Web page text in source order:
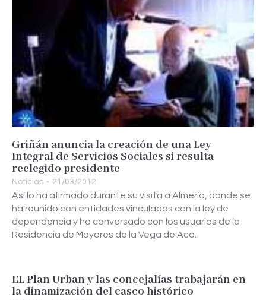
Griñán anuncia la creación de una Ley
Integral de Servicios Sociales si resulta
reelegido presidente
Noticias 21/03/2012
Así lo ha afirmado durante su visita a Almería, donde se
ha reunido con entidades vinculadas con la ley de
dependencia y ha conversado con los usuarios de la
Residencia de Mayores de la Vega de Acá.
EL Plan Urban y las concejalías trabajarán en
la dinamización del casco histórico